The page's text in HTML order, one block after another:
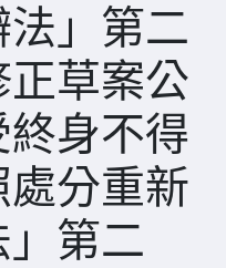
」第二
草案公
身不得
分重新
」第二